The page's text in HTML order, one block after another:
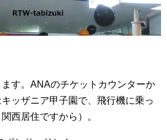
す。ANAのチケットカウンターか
ッザニア甲子園で、飛行機に乗っ
西居住ですから）。